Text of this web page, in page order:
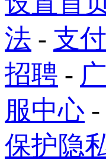
法 - 支
招聘 -
服中心 -
保护隐